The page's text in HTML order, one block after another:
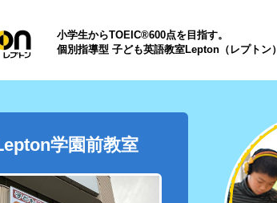
小学生からTOEIC®600点を目指す。
個別指導型 子ども英語教室Lepton（レプトン）
学園前教室